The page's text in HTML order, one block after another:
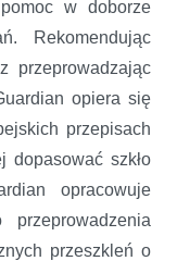
w doborze
Rekomendując
przeprowadzając
opiera się
przepisach
dopasować szkło
opracowuje
przeszkleń o